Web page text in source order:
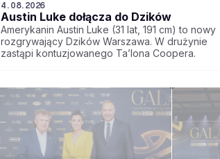
4.08.2026
Austin Luke dołącza do Dzików
Amerykanin Austin Luke (31 lat, 191 cm) to nowy
rozgrywający Dzików Warszawa. W drużynie
zastąpi kontuzjowanego Ta’lona Coopera.